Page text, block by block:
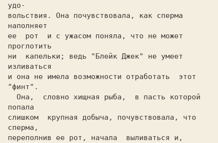
удо-
вольствия. Она почувствовала, как сперма
наполняет
ее  рот  и с ужасом поняла, что не может
проглотить
ни  капельки; ведь "Блейк Джек" не умеет
изливаться
и она не имела возможности отработать  этот
"финт".
попала
слишком  крупная добыча, почувствовала, что
сперма,
переполнив ее рот, начала  выливаться и,